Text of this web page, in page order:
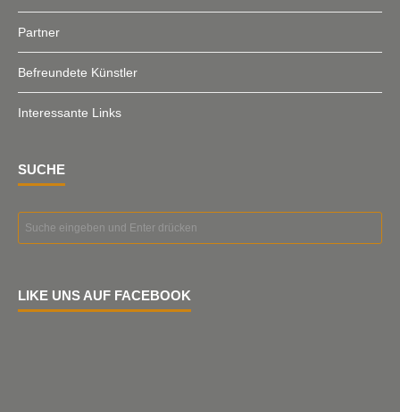
Partner
Befreundete Künstler
Interessante Links
SUCHE
LIKE UNS AUF FACEBOOK